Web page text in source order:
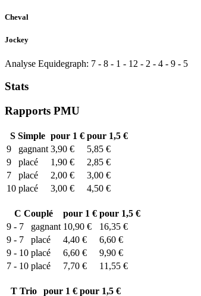
Cheval
Jockey
Analyse Equidegraph: 7 - 8 - 1 - 12 - 2 - 4 - 9 - 5
Stats
Rapports PMU
SSimple pour 1 € pour 1,5 €
9
gagnant 3,90 €
5,85 €
9
placé 1,90 €
2,85 €
7
placé 2,00 €
3,00 €
10 placé 3,00 € 4,50 €
C Couplé pour 1 € pour 1,5 €
9 - 7
gagnant 10,90 €
16,35 €
9 - 7
placé 4,40 €
6,60 €
9 - 10 placé 6,60 €
9,90 €
7 - 10 placé 7,70 € 11,55 €
T Trio pour 1 € pour 1,5 €